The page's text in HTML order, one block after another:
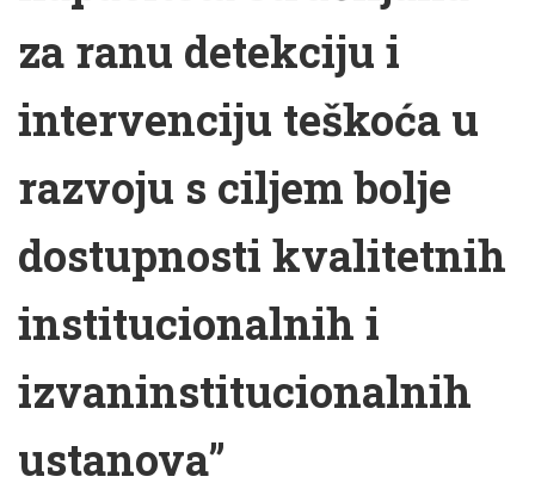
za ranu detekciju i
intervenciju teškoća u
razvoju s ciljem bolje
dostupnosti kvalitetnih
institucionalnih i
izvaninstitucionalnih
ustanova”